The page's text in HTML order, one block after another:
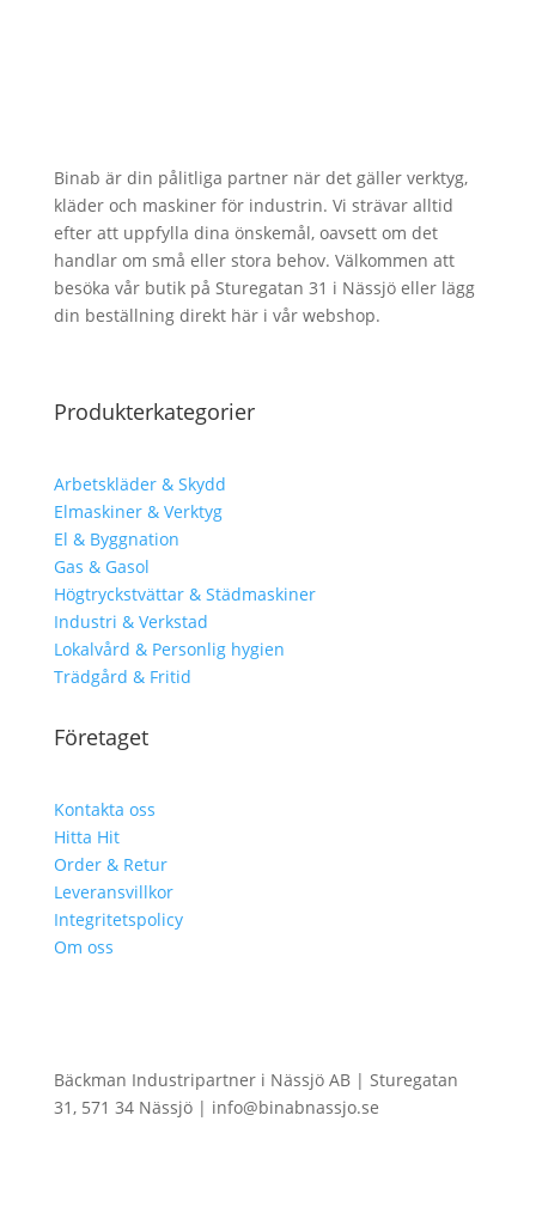
Binab är din pålitliga partner när det gäller verktyg,
kläder och maskiner för industrin. Vi strävar alltid
efter att uppfylla dina önskemål, oavsett om det
handlar om små eller stora behov. Välkommen att
besöka vår butik på Sturegatan 31 i Nässjö eller lägg
din beställning direkt här i vår webshop.
Produkterkategorier
Arbetskläder & Skydd
Elmaskiner & Verktyg
El & Byggnation
Gas & Gasol
Högtryckstvättar & Städmaskiner
Industri & Verkstad
Lokalvård & Personlig hygien
Trädgård & Fritid
Företaget
Kontakta oss
Hitta Hit
Order & Retur
Leveransvillkor
Integritetspolicy
Om oss
Bäckman Industripartner i Nässjö AB | Sturegatan
31, 571 34 Nässjö | info@binabnassjo.se